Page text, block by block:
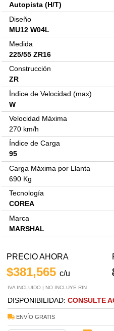
Autopista (H/T)
Diseño
MU12 W04L
Medida
225/55 ZR16
Construcción
ZR
Índice de Velocidad (max)
W
Velocidad Máxima
270 km/h
Índice de Carga
95
Carga Máxima por Llanta
690 Kg
Tecnología
COREA
Marca
MARSHAL
PRECIO AHORA
$381,565 c/u
IVA INCLUIDO | NO INCLUYE RIN
DISPONIBILIDAD: CONSULTE
ENVÍO GRATIS